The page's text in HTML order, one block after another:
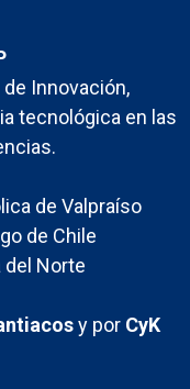
Innovación,
tecnológica en las
de Valpraíso
de Chile
del Norte
y por CyK